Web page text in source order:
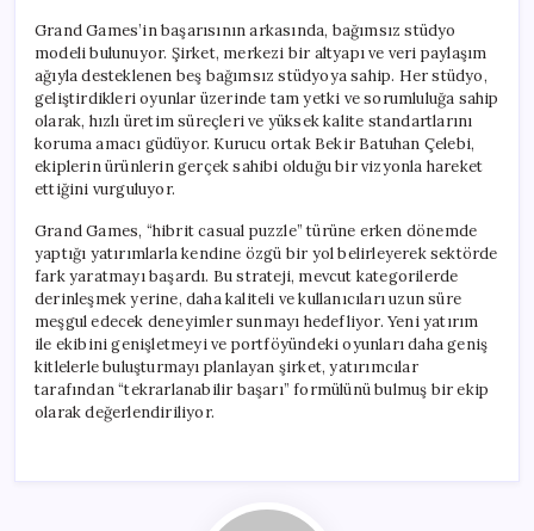
Grand Games’in başarısının arkasında, bağımsız stüdyo
modeli bulunuyor. Şirket, merkezi bir altyapı ve veri paylaşım
ağıyla desteklenen beş bağımsız stüdyoya sahip. Her stüdyo,
geliştirdikleri oyunlar üzerinde tam yetki ve sorumluluğa sahip
olarak, hızlı üretim süreçleri ve yüksek kalite standartlarını
koruma amacı güdüyor. Kurucu ortak Bekir Batuhan Çelebi,
ekiplerin ürünlerin gerçek sahibi olduğu bir vizyonla hareket
ettiğini vurguluyor.
Grand Games, “hibrit casual puzzle” türüne erken dönemde
yaptığı yatırımlarla kendine özgü bir yol belirleyerek sektörde
fark yaratmayı başardı. Bu strateji, mevcut kategorilerde
derinleşmek yerine, daha kaliteli ve kullanıcıları uzun süre
meşgul edecek deneyimler sunmayı hedefliyor. Yeni yatırım
ile ekibini genişletmeyi ve portföyündeki oyunları daha geniş
kitlelerle buluşturmayı planlayan şirket, yatırımcılar
tarafından “tekrarlanabilir başarı” formülünü bulmuş bir ekip
olarak değerlendiriliyor.